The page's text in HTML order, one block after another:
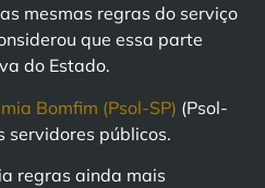
mesmas regras do serviço
que essa parte
do Estado.
Bomfim (Psol-SP) (Psol-
servidores públicos.
regras ainda mais